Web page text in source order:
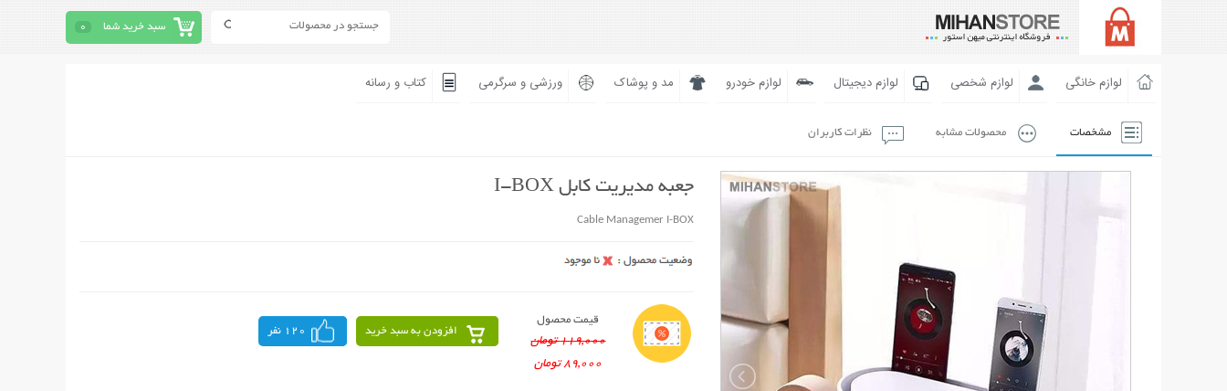
سبد خرید شما 0
لوازم خانگی لوازم شخصی لوازم دیجیتال لوازم خودرو مد و پوشاک ورزشی و سرگرمی کتاب و رسانه
مشخصات محصولات مشابه نظرات کاربران
جعبه مدیریت کابل I-BOX
Cable Managemer I-BOX
قیمت محصول
119,000 تومان
89,000 تومان
افزودن به سبد خرید 120 نفر